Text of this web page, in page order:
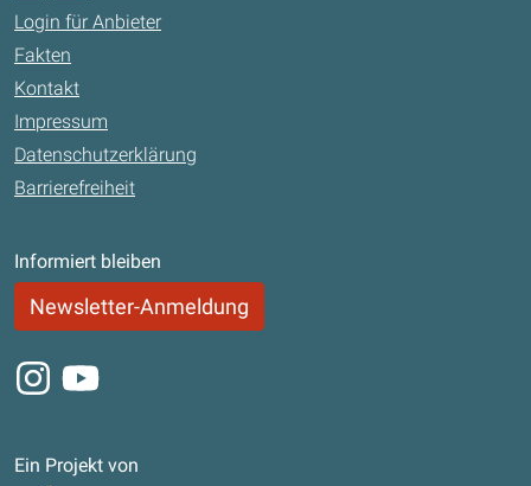
Login für Anbieter
Fakten
Kontakt
Impressum
Datenschutzerklärung
Barrierefreiheit
Informiert bleiben
Newsletter-Anmeldung
Instagram
Youtube
Ein Projekt von